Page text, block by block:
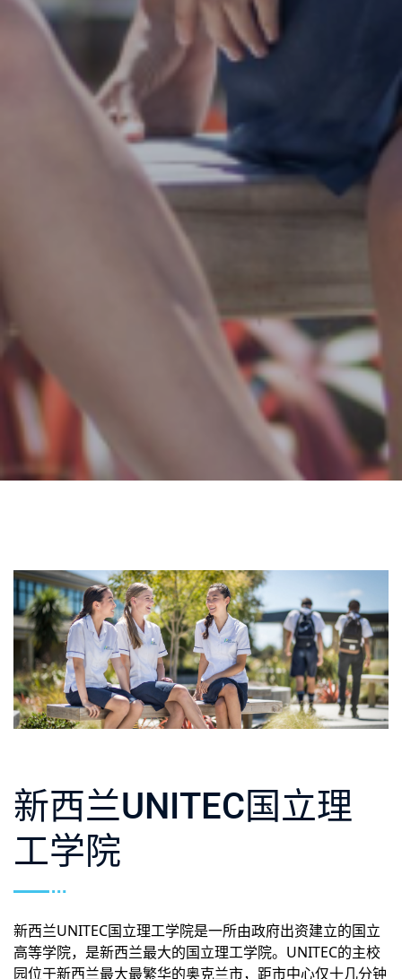
新西兰UNITEC国立理
工学院
新西兰UNITEC国立理工学院是一所由政府出资建立的国立
高等学院，是新西兰最大的国立理工学院。UNITEC的主校
园位于新西兰最大最繁华的奥克兰市，距市中心仅十几分钟